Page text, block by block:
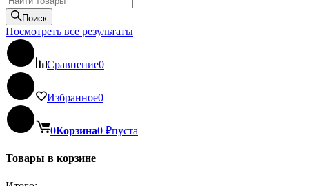
Поиск
Посмотреть все результаты
Сравнение0
Избранное0
0Корзина0 ₽пуста
Товары в корзине